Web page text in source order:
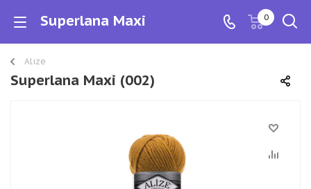
Superlana Maxi 0
Alize
Superlana Maxi (002)